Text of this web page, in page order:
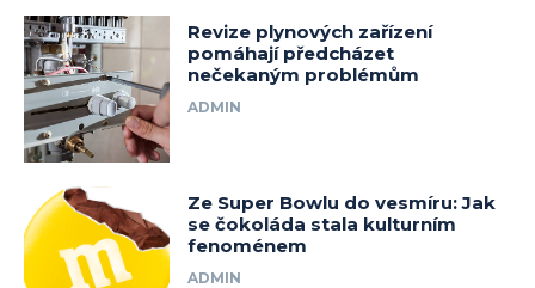
Revize plynových zařízení
pomáhají předcházet
nečekaným problémům
ADMIN
Ze Super Bowlu do vesmíru: Jak
se čokoláda stala kulturním
fenoménem
ADMIN